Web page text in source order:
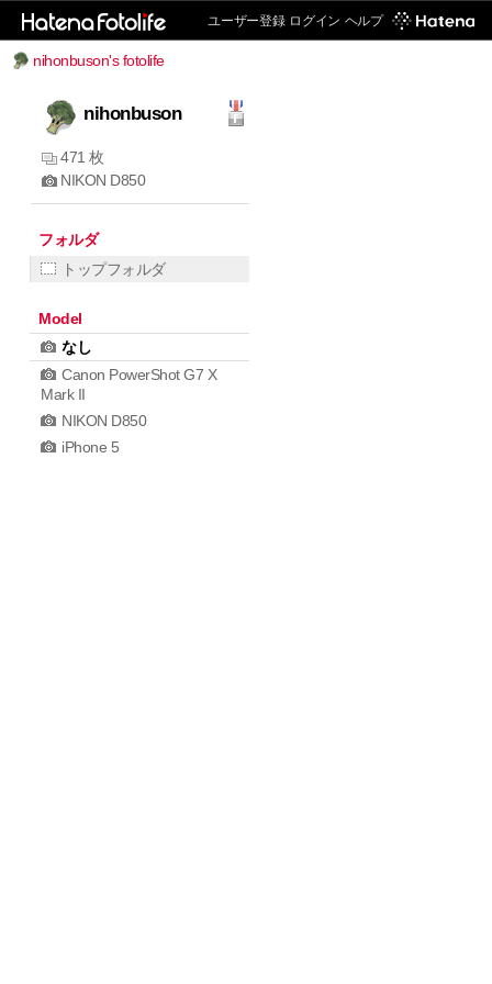
ユーザー登録 ログイン ヘルプ
nihonbuson's fotolife
nihonbuson
471 枚
NIKON D850
フォルダ
トップフォルダ
Model
なし
Canon PowerShot G7 X
Mark II
NIKON D850
iPhone 5